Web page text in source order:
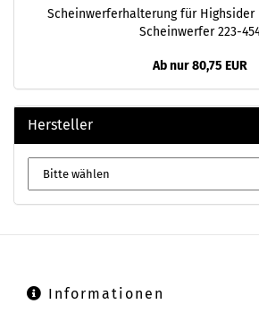
Scheinwerferhalterung für Highsider
Scheinwerfer 223-
Ab nur 80,75 EUR
Hersteller
Informationen